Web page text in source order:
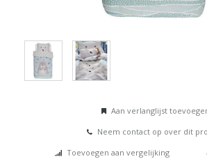
Aan verlanglijst
Neem contact op over dit
Toevoegen aan vergelijking